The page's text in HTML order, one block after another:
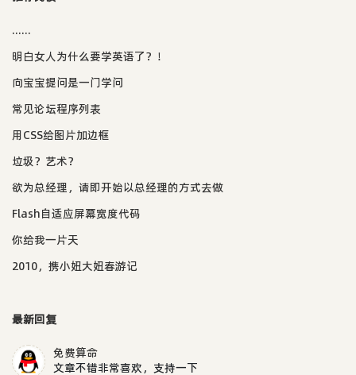
......
明白女人为什么要学英语了？！
向宝宝提问是一门学问
常见论坛程序列表
用CSS给图片加边框
垃圾？艺术？
欲为总经理，请即开始以总经理的方式去做
Flash自适应屏幕宽度代码
你给我一片天
2010，携小妞大妞春游记
最新回复
免费算命
文章不错非常喜欢，支持一下